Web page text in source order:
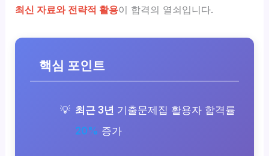
최신 자료와 전략적 활용이 합격의 열쇠입니다.
핵심 포인트
최근 3년 기출문제집 활용자 합격률
20% 증가